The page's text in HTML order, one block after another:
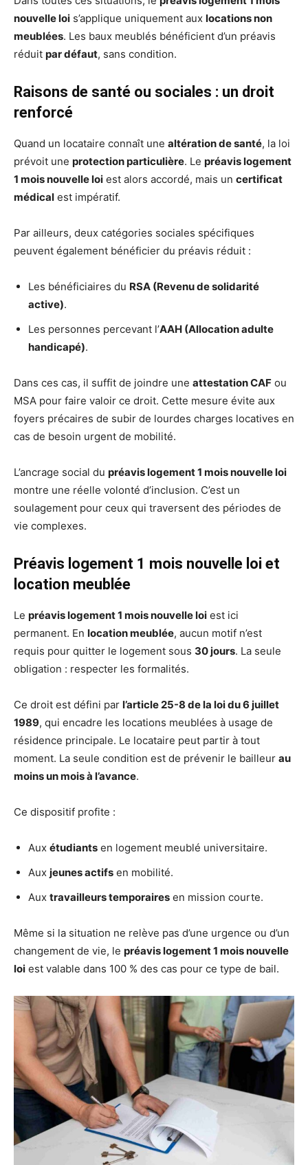
nouvelle loi s’applique uniquement aux locations non
meublées. Les baux meublés bénéficient d’un préavis
réduit par défaut, sans condition.
Raisons de santé ou sociales : un droit
renforcé
Quand un locataire connaît une altération de santé, la loi
prévoit une protection particulière. Le préavis logement
1 mois nouvelle loi est alors accordé, mais un certificat
médical est impératif.
Par ailleurs, deux catégories sociales spécifiques
peuvent également bénéficier du préavis réduit :
Les bénéficiaires du RSA (Revenu de solidarité
active).
Les personnes percevant l’AAH (Allocation adulte
handicapé).
Dans ces cas, il suffit de joindre une attestation CAF ou
MSA pour faire valoir ce droit. Cette mesure évite aux
foyers précaires de subir de lourdes charges locatives en
cas de besoin urgent de mobilité.
L’ancrage social du préavis logement 1 mois nouvelle loi
montre une réelle volonté d’inclusion. C’est un
soulagement pour ceux qui traversent des périodes de
vie complexes.
Préavis logement 1 mois nouvelle loi et
location meublée
Le préavis logement 1 mois nouvelle loi est ici
permanent. En location meublée, aucun motif n’est
requis pour quitter le logement sous 30 jours. La seule
obligation : respecter les formalités.
Ce droit est défini par l’article 25-8 de la loi du 6 juillet
1989, qui encadre les locations meublées à usage de
résidence principale. Le locataire peut partir à tout
moment. La seule condition est de prévenir le bailleur au
moins un mois à l’avance.
Ce dispositif profite :
Aux étudiants en logement meublé universitaire.
Aux jeunes actifs en mobilité.
Aux travailleurs temporaires en mission courte.
Même si la situation ne relève pas d’une urgence ou d’un
changement de vie, le préavis logement 1 mois nouvelle
loi est valable dans 100 % des cas pour ce type de bail.